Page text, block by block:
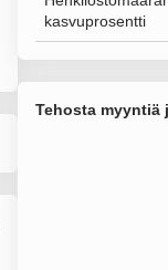
kasvuprosentti
Tehosta myyntiä